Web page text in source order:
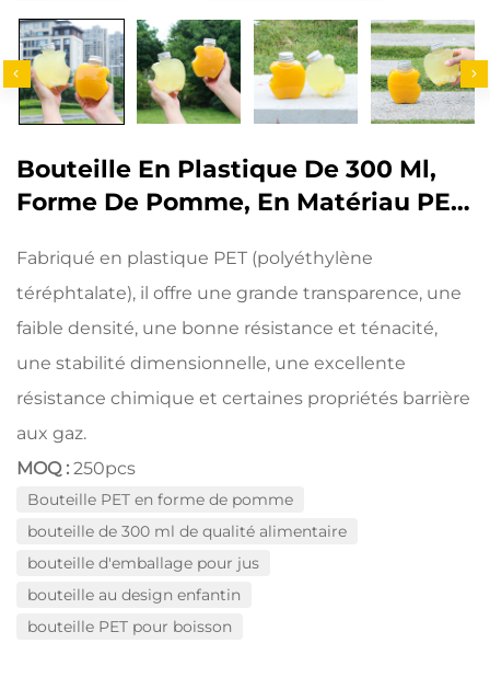
Bouteille En Plastique De 300 Ml,
Forme De Pomme, En Matériau PET
Jus Et Boissons, Design Créatif,
Apprécié Des Enfants
Fabriqué en plastique PET (polyéthylène
téréphtalate), il offre une grande transparence, une
faible densité, une bonne résistance et ténacité,
une stabilité dimensionnelle, une excellente
résistance chimique et certaines propriétés barrière
aux gaz.
MOQ : 250pcs
Bouteille PET en forme de pomme
bouteille de 300 ml de qualité alimentaire
bouteille d'emballage pour jus
bouteille au design enfantin
bouteille PET pour boisson